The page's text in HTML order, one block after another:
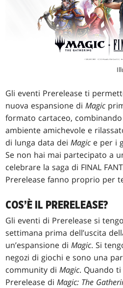
Gli eventi Prerelease ti
nuova espansione diMagic
formato cartaceo,
ambiente amichevole e
di lunga data deiMagic e per i
Se non hai mai partecipato a
celebrare la saga di FINAL
Prerelease fanno proprio per
COS’È IL PRERELEASE?
Gli eventi di Prerelease si
settimana prima dell’uscita
un’espansione diMagic. Si
negozi di giochi e sono una
community diMagic. Quando
Prerelease diMagic: The